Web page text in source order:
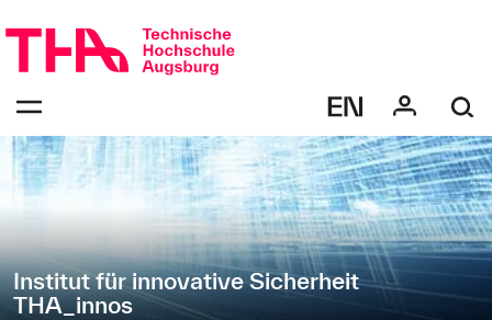
überspringen
zur
Navigation
"THA_innos"
Institut für innovative Sicherheit
THA_innos
bestätigen
Öffnen
des
Menüs